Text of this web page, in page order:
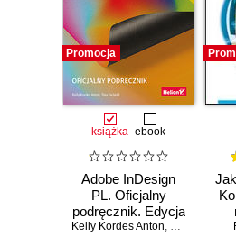
Promocja
książka ebook
Adobe InDesign
PL. Oficjalny
podręcznik. Edycja
2020
Kelly Kordes Anton, Tina DeJarld